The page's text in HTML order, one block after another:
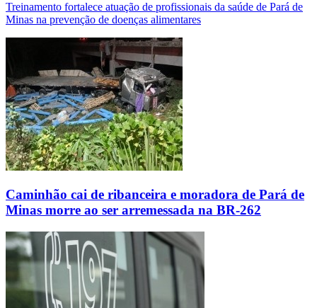
Treinamento fortalece atuação de profissionais da saúde de Pará de
Minas na prevenção de doenças alimentares
Caminhão cai de ribanceira e moradora de Pará de
Minas morre ao ser arremessada na BR-262